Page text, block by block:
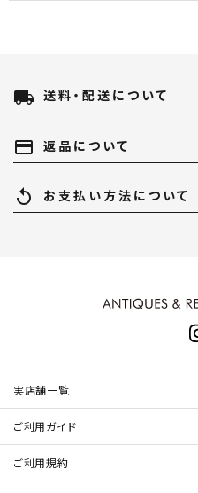
local_shipping 送料・配送について
payment 返品について
replay お支払い方法について
実店舗一覧
ご利用ガイド
ご利用規約